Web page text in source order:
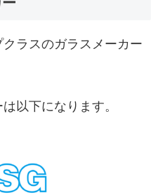
ラスのガラスメーカー
以下になります。